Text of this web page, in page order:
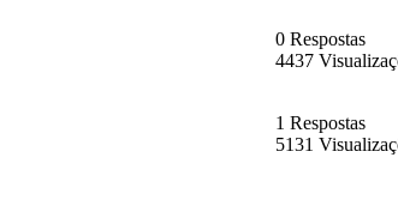
0 Respostas
4437
1 Respostas
5131